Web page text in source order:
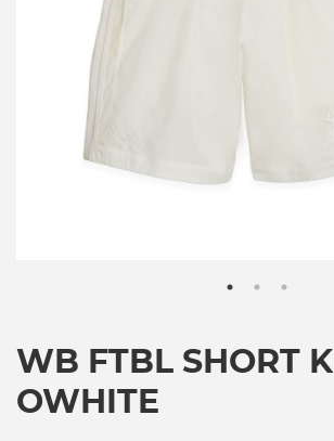
WB FTBL SHORT
OWHITE